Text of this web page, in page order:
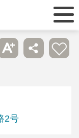
2号